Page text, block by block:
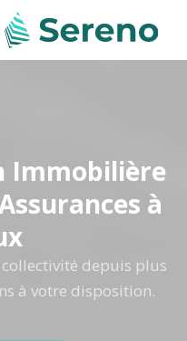
Immobilière
à
depuis plus
à votre disposition.